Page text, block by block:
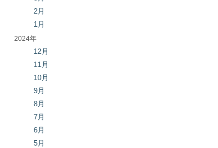
2月
1月
2024年
12月
11月
10月
9月
8月
7月
6月
5月